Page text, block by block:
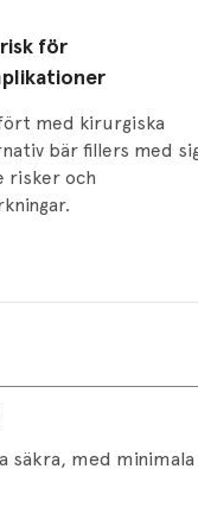
för
med kirurgiska
bär fillers med
risker och
säkra, med